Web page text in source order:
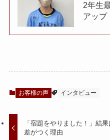
2年生
アップ
お客様の声 インタビュー
「宿題をやりました！」結
差がつく理由